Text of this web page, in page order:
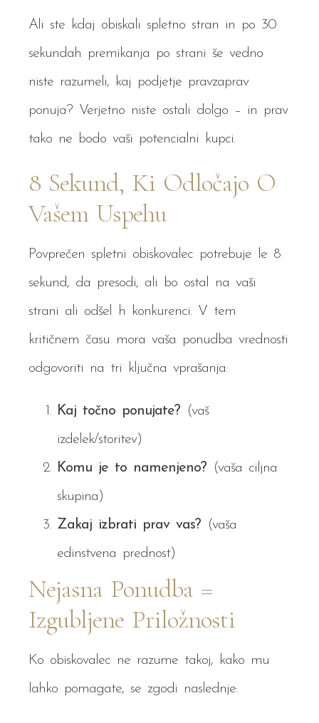
Ali ste kdaj obiskali spletno stran in po 30
sekundah premikanja po strani še vedno
niste razumeli, kaj podjetje pravzaprav
ponuja? Verjetno niste ostali dolgo – in prav
tako ne bodo vaši potencialni kupci.
8 Sekund, Ki Odločajo O
Vašem Uspehu
Povprečen spletni obiskovalec potrebuje le 8
sekund, da presodi, ali bo ostal na vaši
strani ali odšel h konkurenci. V tem
kritičnem času mora vaša ponudba vrednosti
odgovoriti na tri ključna vprašanja:
Kaj točno ponujate? (vaš
izdelek/storitev)
Komu je to namenjeno? (vaša ciljna
skupina)
Zakaj izbrati prav vas? (vaša
edinstvena prednost)
Nejasna Ponudba =
Izgubljene Priložnosti
Ko obiskovalec ne razume takoj, kako mu
lahko pomagate, se zgodi naslednje: